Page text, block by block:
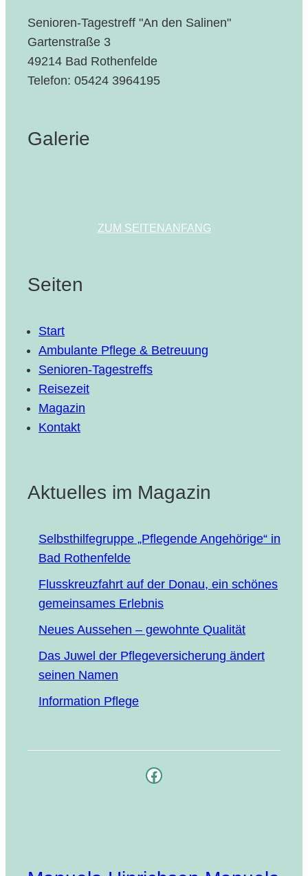
Senioren-Tagestreff "An den Salinen"
Gartenstraße 3
49214 Bad Rothenfelde
Telefon: 05424 3964195
Galerie
ZUM SEITENANFANG
Seiten
Start
Ambulante Pflege & Betreuung
Senioren-Tagestreffs
Reisezeit
Magazin
Kontakt
Aktuelles im Magazin
Selbst­hil­fe­grup­pe „Pfle­gen­de Ange­hö­ri­ge“ in
Bad Rothenfelde
Fluss­kreuz­fahrt auf der Donau, ein schö­nes
gemein­sa­mes Erlebnis
Neu­es Aus­se­hen – gewohn­te Qualität
Das Juwel der Pfle­ge­ver­si­che­rung ändert
sei­nen Namen
Infor­ma­ti­on Pflege
Facebook